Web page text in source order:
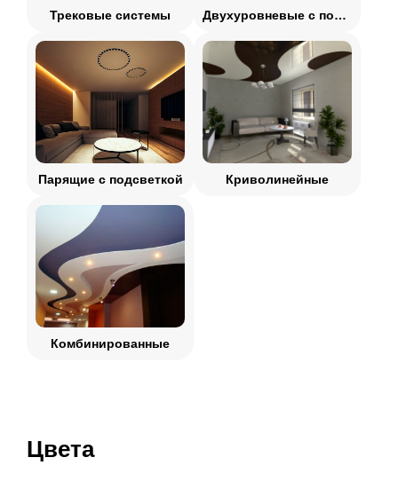
Трековые системы Двухуровневые с подсветкой
Парящие с подсветкой Криволинейные
Комбинированные
Цвета